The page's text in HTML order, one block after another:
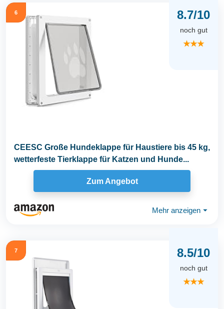
6 8.7/10
noch gut
★★★
CEESC Große Hundeklappe für Haustiere bis 45 kg,
wetterfeste Tierklappe für Katzen und Hunde...
Zum Angebot
Mehr anzeigen ⏷
7 8.5/10
noch gut
★★★